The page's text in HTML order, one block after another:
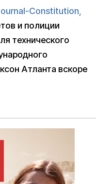
Constitution,
и полиции
технического
Атланта вскоре